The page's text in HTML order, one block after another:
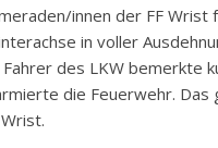
innen der FF Wrist
in voller
des LKW bemerkte
die Feuerwehr.